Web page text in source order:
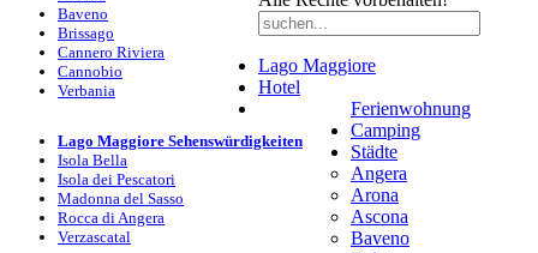
Baveno
Brissago
Cannero Riviera
Cannobio
Verbania
Lago Maggiore Sehenswürdigkeiten
Isola Bella
Isola dei Pescatori
Madonna del Sasso
Rocca di Angera
Verzascatal
Lago Maggiore
Hotel
Ferienwohnung
Camping
Städte
Angera
Arona
Ascona
Baveno